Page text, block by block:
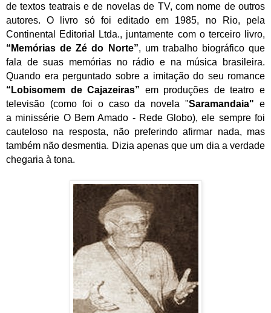
de textos teatrais e de novelas de TV, com nome de outros
autores. O livro só foi editado em 1985, no Rio, pela
Continental Editorial Ltda., juntamente com o terceiro livro,
“Memórias de Zé do Norte”, um trabalho biográfico que
fala de suas memórias no rádio e na música brasileira.
Quando era perguntado sobre a imitação do seu romance
“Lobisomem de Cajazeiras” em produções de teatro e
televisão (como foi o caso da novela "Saramandaia" e
a minissérie O Bem Amado - Rede Globo), ele sempre foi
cauteloso na resposta, não preferindo afirmar nada, mas
também não desmentia. Dizia apenas que um dia a verdade
chegaria à tona.